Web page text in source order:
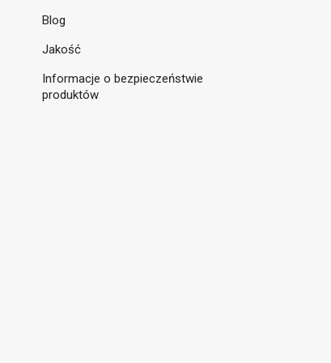
Blog
Jakość
Informacje o bezpieczeństwie
produktów